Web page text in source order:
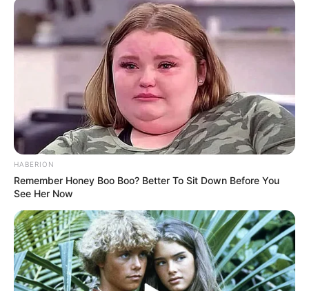
HABERION
Remember Honey Boo Boo? Better To Sit Down Before You
See Her Now